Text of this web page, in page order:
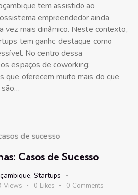
tem assistido ao
empreendedor ainda
vez mais dinâmico. Neste contexto,
tem ganho destaque como
No centro dessa
espaços de coworking:
que oferecem muito mais do que
são…
Casos de Sucesso
, Startups
Views 0 Likes 0 Comments